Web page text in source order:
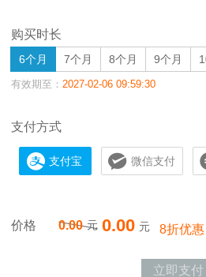
购买时长
6个月 7个月 8个月 9个月
有效期至：2027-02-06 09:59:30
支付方式
支付宝 微信支付
价格 0.00 元 0.00 元 8折优惠
立即支付